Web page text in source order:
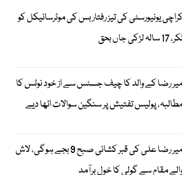
یونیورسٹی کی تیز رفتار بس کی موٹرسائیکل کو
سالہ لڑکی جاں بحق
رضا کے والد کا چیف جسٹس سے از خود نوٹس کا
پولیس تفتیش پر سنگین سوالات اٹھا دیے
میر رضا علی کی قبر کشائی صبح 9 بجے ہوگی، لاش
مقام سے گولی کا خول برآمد